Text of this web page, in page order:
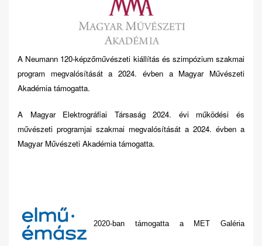
A Neumann 120-képzőművészeti kiállítás és szimpózium szakmai
program megvalósítását a 2024. évben a Magyar Művészeti
Akadémia támogatta.
A Magyar Elektrográfiai Társaság 2024. évi működési és
művészeti programjai szakmai megvalósítását a 2024. évben a
Magyar Művészeti Akadémia támogatta.
2020-ban támogatta a MET Galéria